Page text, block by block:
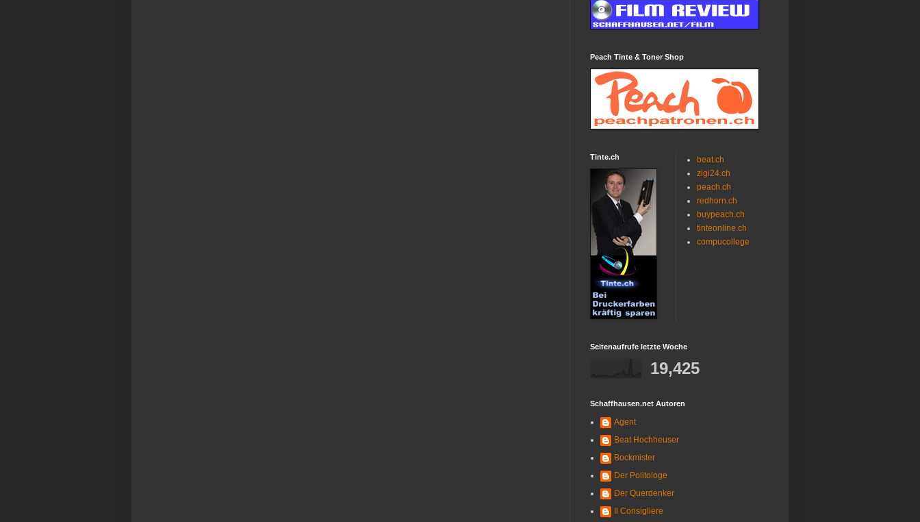
Peach Tinte & Toner Shop
Tinte.ch
beat.ch
zigi24.ch
peach.ch
redhorn.ch
buypeach.ch
tinteonline.ch
compucollege
Seitenaufrufe letzte Woche
19,425
Schaffhausen.net Autoren
Agent
Beat Hochheuser
Bockmister
Der Politologe
Der Querdenker
Il Consigliere